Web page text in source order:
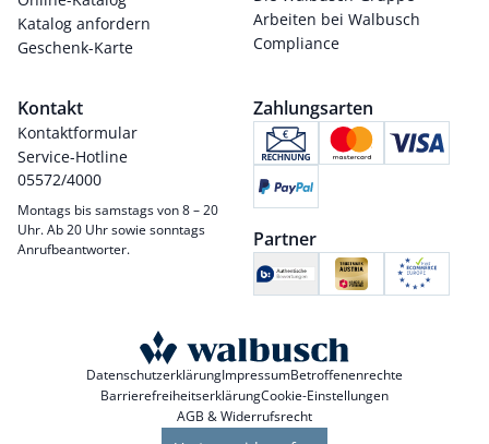
Katalog anfordern
Geschenk-Karte
Arbeiten bei Walbusch
Compliance
Kontakt
Kontaktformular
Service-Hotline
05572/4000
Montags bis samstags von 8 – 20
Uhr. Ab 20 Uhr sowie sonntags
Anrufbeantworter.
Zahlungsarten
Partner
DatenschutzerklärungImpressumBetroffenenrechte
BarrierefreiheitserklärungCookie-Einstellungen
AGB & Widerrufsrecht